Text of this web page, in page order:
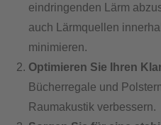
eindringenden Lärm
auch Lärmquellen
minimieren.
Optimieren Sie Ihren
Bücherregale und
Raumakustik verbessern.